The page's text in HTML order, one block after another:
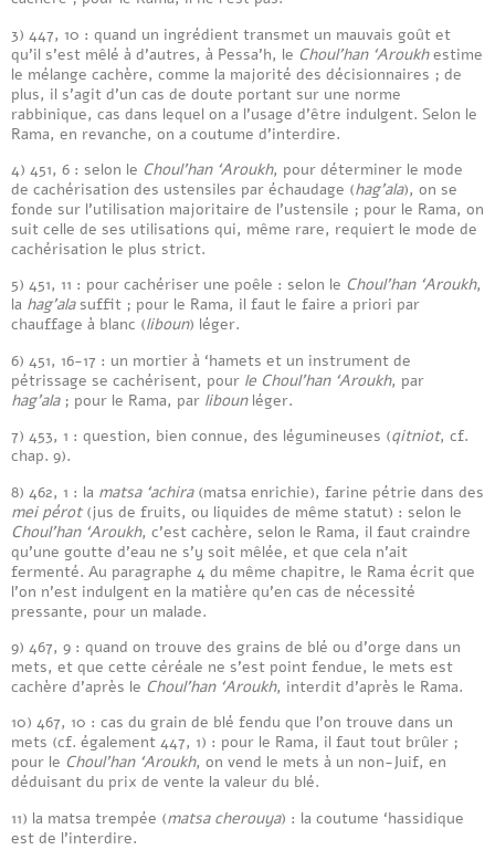
3) 447, 10 : quand un ingrédient transmet un mauvais goût et
qu’il s’est mêlé à d’autres, à Pessa’h, le Choul’han ‘Aroukhestime
le mélange cachère, comme la majorité des décisionnaires ; de
plus, il s’agit d’un cas de doute portant sur une norme
rabbinique, cas dans lequel on a l’usage d’être indulgent. Selon le
Rama, en revanche, on a coutume d’interdire.
4) 451, 6 : selon le Choul’han ‘Aroukh, pour déterminer le mode
de cachérisation des ustensiles par échaudage (hag’ala), on se
fonde sur l’utilisation majoritaire de l’ustensile ; pour le Rama, on
suit celle de ses utilisations qui, même rare, requiert le mode de
cachérisation le plus strict.
5) 451, 11 : pour cachériser une poêle : selon le Choul’han ‘Aroukh,
la hag’alasuffit ; pour le Rama, il faut le faire a priori par
chauffage à blanc (liboun) léger.
6) 451, 16-17 : un mortier à ‘hamets et un instrument de
pétrissage se cachérisent, pour le Choul’han ‘Aroukh, par
hag’ala; pour le Rama, par libounléger.
7) 453, 1 : question, bien connue, des légumineuses (qitniot, cf.
chap. 9).
8) 462, 1 : la matsa ‘achira(matsa enrichie), farine pétrie dans des
mei pérot(jus de fruits, ou liquides de même statut) : selon le
Choul’han ‘Aroukh, c’est cachère, selon le Rama, il faut craindre
qu’une goutte d’eau ne s’y soit mêlée, et que cela n’ait
fermenté. Au paragraphe 4 du même chapitre, le Rama écrit que
l’on n’est indulgent en la matière qu’en cas de nécessité
pressante, pour un malade.
9) 467, 9 : quand on trouve des grains de blé ou d’orge dans un
mets, et que cette céréale ne s’est point fendue, le mets est
cachère d’après le Choul’han ‘Aroukh, interdit d’après le Rama.
10) 467, 10 : cas du grain de blé fendu que l’on trouve dans un
mets (cf. également 447, 1) : pour le Rama, il faut tout brûler ;
pour le Choul’han ‘Aroukh, on vend le mets à un non-Juif, en
déduisant du prix de vente la valeur du blé.
11) la matsa trempée (matsa cherouya) : la coutume ‘hassidique
est de l’interdire.